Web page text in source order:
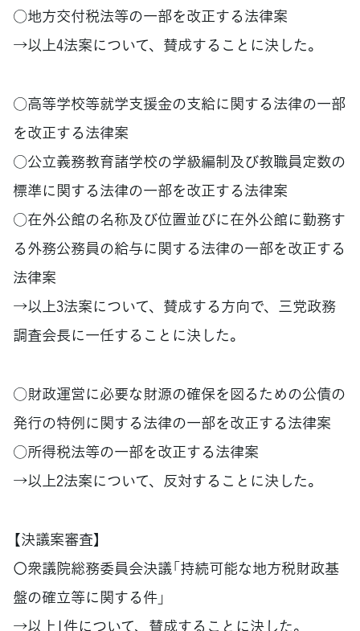
○地方交付税法等の一部を改正する法律案
→以上4法案について、賛成することに決した。
○高等学校等就学支援金の支給に関する法律の一部
を改正する法律案
○公立義務教育諸学校の学級編制及び教職員定数の
標準に関する法律の一部を改正する法律案
○在外公館の名称及び位置並びに在外公館に勤務す
る外務公務員の給与に関する法律の一部を改正する
法律案
→以上3法案について、賛成する方向で、三党政務
調査会長に一任することに決した。
○財政運営に必要な財源の確保を図るための公債の
発行の特例に関する法律の一部を改正する法律案
○所得税法等の一部を改正する法律案
→以上2法案について、反対することに決した。
【決議案審査】
〇衆議院総務委員会決議「持続可能な地方税財政基
盤の確立等に関する件」
→以上1件について、賛成することに決した。